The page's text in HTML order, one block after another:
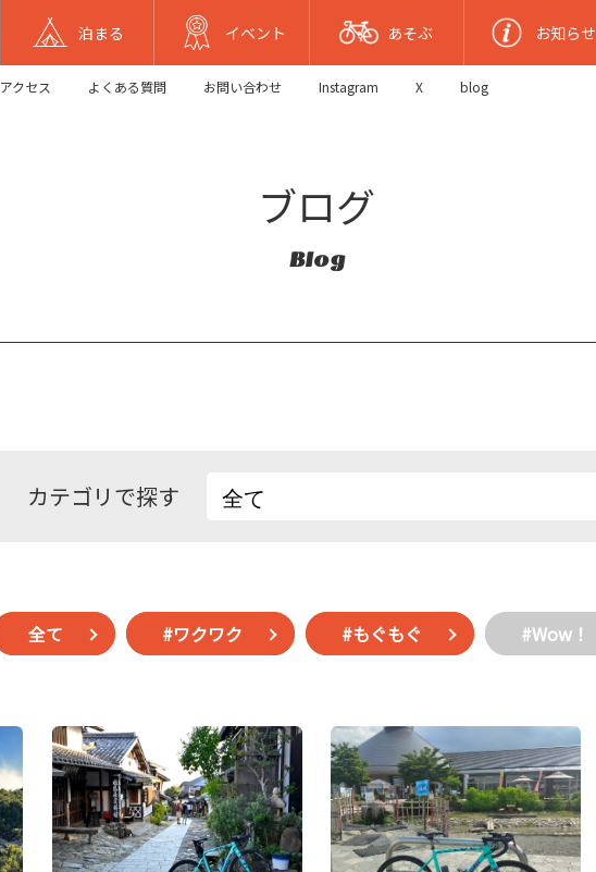
泊まる イベント あそぶ お知らせ
アクセス よくある質問 お問い合わせ Instagram X blog
ブログ
Blog
カテゴリで探す
全て #ワクワク #もぐもぐ #Wow！